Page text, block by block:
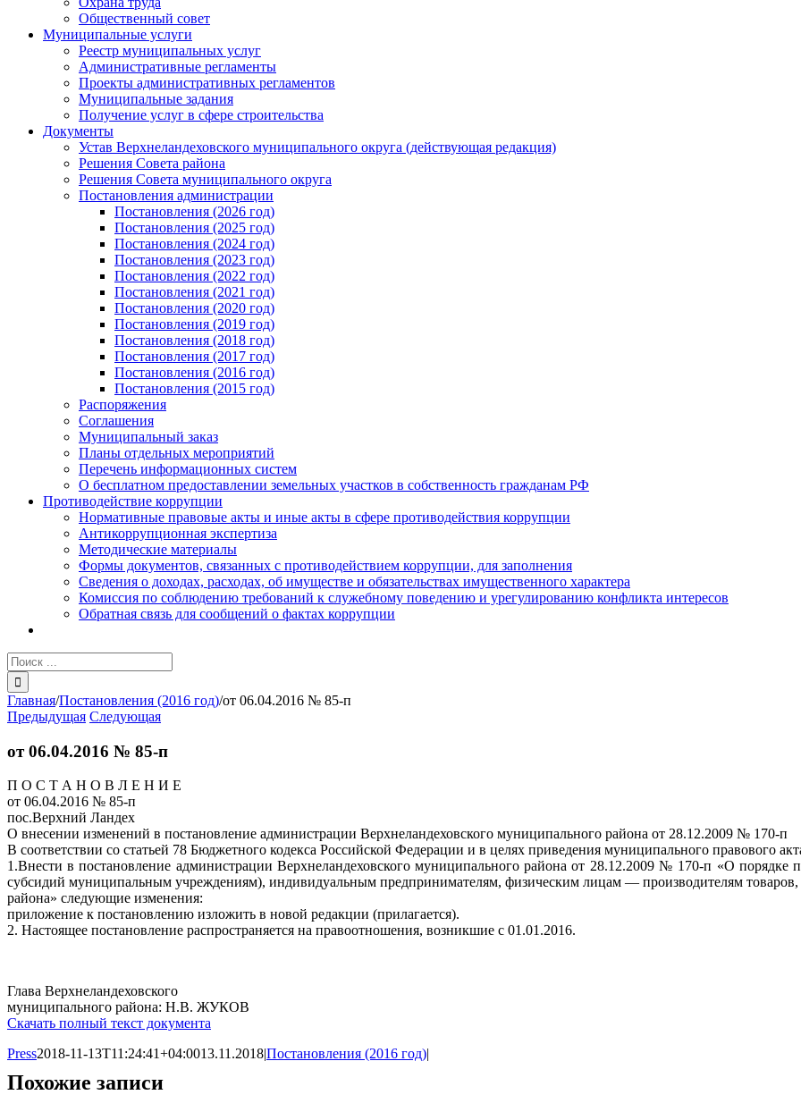
Общественный совет
Муниципальные услуги
Реестр муниципальных услуг
Административные регламенты
Проекты административных регламентов
Муниципальные задания
Получение услуг в сфере строительства
Документы
Устав Верхнеландеховского муниципального округа (действующая редакция)
Решения Совета района
Решения Совета муниципального округа
Постановления администрации
Постановления (2026 год)
Постановления (2025 год)
Постановления (2024 год)
Постановления (2023 год)
Постановления (2022 год)
Постановления (2021 год)
Постановления (2020 год)
Постановления (2019 год)
Постановления (2018 год)
Постановления (2017 год)
Постановления (2016 год)
Постановления (2015 год)
Распоряжения
Соглашения
Муниципальный заказ
Планы отдельных мероприятий
Перечень информационных систем
О бесплатном предоставлении земельных участков в собственность гражданам РФ
Противодействие коррупции
Нормативные правовые акты и иные акты в сфере противодействия коррупции
Антикоррупционная экспертиза
Методические материалы
Формы документов, связанных с противодействием коррупции, для заполнения
Сведения о доходах, расходах, об имуществе и обязательствах имущественного характера
Комиссия по соблюдению требований к служебному поведению и урегулированию конфликта интересов
Обратная связь для сообщений о фактах коррупции
Результат
поиска:
Главная/Постановления (2016 год)/от 06.04.2016 № 85-п
Предыдущая Следующая
от 06.04.2016 № 85-п
П О С Т А Н О В Л Е Н И Е
от 06.04.2016 № 85-п
пос.Верхний Ландех
О внесении изменений в постановление администрации Верхнеландеховского муниципального района от 28.12.2009 № 170-п
В соответствии со статьей 78 Бюджетного кодекса Российской Федерации и в целях приведения муниципального правового
1.Внести в постановление администрации Верхнеландеховского муниципального района от 28.12.2009 № 170-п «О
субсидий муниципальным учреждениям), индивидуальным предпринимателям, физическим лицам — производителям товаров,
района» следующие изменения:
приложение к постановлению изложить в новой редакции (прилагается).
2. Настоящее постановление распространяется на правоотношения, возникшие с 01.01.2016.
Глава Верхнеландеховского
муниципального района: Н.В. ЖУКОВ
Скачать полный текст документа
Press2018-11-13T11:24:41+04:0013.11.2018|Постановления (2016 год)|
Похожие записи